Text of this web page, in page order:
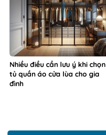
Nhiều điều cần lưu ý khi chọn
tủ quần áo cửa lùa cho gia
đình